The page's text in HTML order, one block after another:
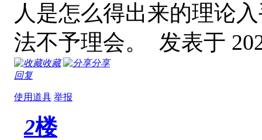
人是怎么得出来的理论
法不予理会。 发表于
收藏
分享
回复
使用道具 举报
2楼